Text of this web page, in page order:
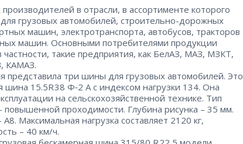
в отрасли, в ассортименте которого
грузовых автомобилей, строительно-дорожных
машин, электротранспорта, автобусов, тракторов
машин. Основными потребителями продукции
частности, такие предприятия, как БелАЗ, МАЗ, МЗКТ,
КАМАЗ.
представила три шины для грузовых автомобилей. Это
шина 15.5R 38 Ф‑2 А с индексом нагрузки 134. Она
на сельскохозяйственной технике. Тип
​повышенной проходимости. Глубина рисунка – ​35 мм.
​А8. Максимальная нагрузка составляет 2120 кг,
– ​40 км/ч.